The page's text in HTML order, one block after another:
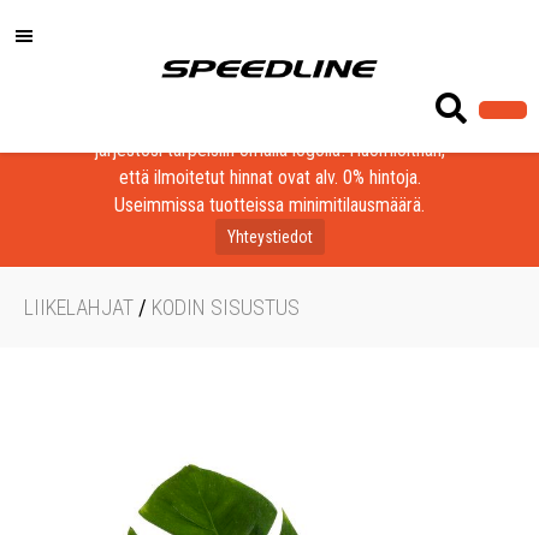
Löydä laadukkaat tuotteet yrityksesi, seurasi tai
järjestösi tarpeisiin omalla logolla! Huomioithan,
että ilmoitetut hinnat ovat alv. 0% hintoja.
Useimmissa tuotteissa minimitilausmäärä.
Yhteystiedot
LIIKELAHJAT / KODIN SISUSTUS